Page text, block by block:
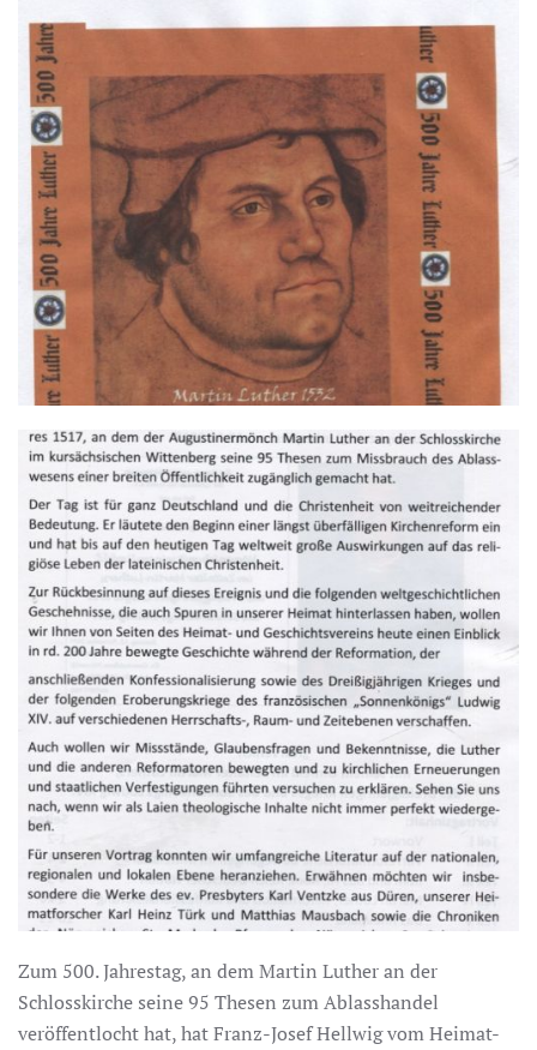
Zum 500. Jahrestag, an dem Martin Luther an der
Schlosskirche seine 95 Thesen zum Ablasshandel
veröffentlocht hat, hat Franz-Josef Hellwig vom Heimat-